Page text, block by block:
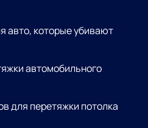
авто, которые убивают
автомобильного
для перетяжки потолка